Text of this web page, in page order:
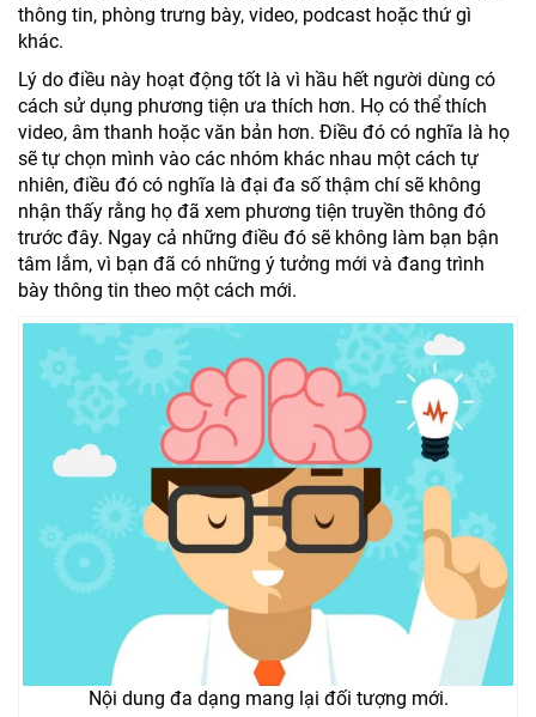
thông tin, phòng trưng bày, video, podcast hoặc thứ gì
khác.
Lý do điều này hoạt động tốt là vì hầu hết người dùng có
cách sử dụng phương tiện ưa thích hơn. Họ có thể thích
video, âm thanh hoặc văn bản hơn. Điều đó có nghĩa là họ
sẽ tự chọn mình vào các nhóm khác nhau một cách tự
nhiên, điều đó có nghĩa là đại đa số thậm chí sẽ không
nhận thấy rằng họ đã xem phương tiện truyền thông đó
trước đây. Ngay cả những điều đó sẽ không làm bạn bận
tâm lắm, vì bạn đã có những ý tưởng mới và đang trình
bày thông tin theo một cách mới.
Nội dung đa dạng mang lại đối tượng mới.